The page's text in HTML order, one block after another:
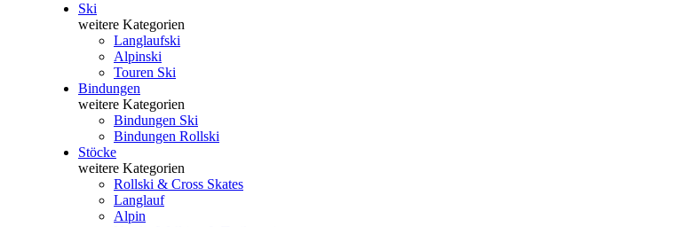
Ski
weitere Kategorien
Langlaufski
Alpinski
Touren Ski
Bindungen
weitere Kategorien
Bindungen Ski
Bindungen Rollski
Stöcke
weitere Kategorien
Rollski & Cross Skates
Langlauf
Alpin